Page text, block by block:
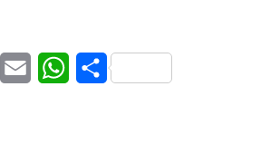
LinkedInEmail WhatsApp
Share